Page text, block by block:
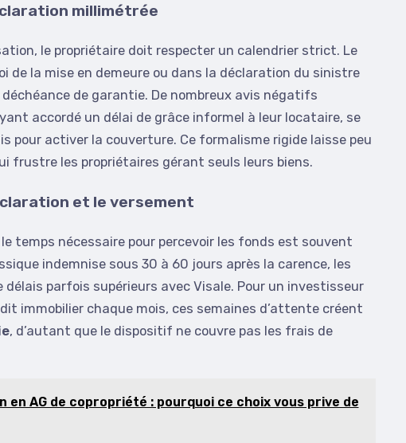
millimétrée
le propriétaire doit respecter un calendrier strict. Le
de la mise en demeure ou dans la déclaration du sinistre
de garantie. De nombreux avis négatifs
accordé un délai de grâce informel à leur locataire, se
pour activer la couverture. Ce formalisme rigide laisse peu
frustre les propriétaires gérant seuls leurs biens.
et le versement
temps nécessaire pour percevoir les fonds est souvent
indemnise sous 30 à 60 jours après la carence, les
parfois supérieurs avec Visale. Pour un investisseur
immobilier chaque mois, ces semaines d’attente créent
, d’autant que le dispositif ne couvre pas les frais de
en AG de copropriété : pourquoi ce choix vous prive de